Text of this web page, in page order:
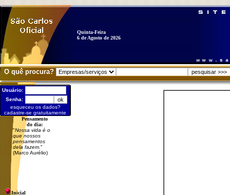
Quinta-Feira
6 de Agosto de 2026
O quê procura?
Usuário:
Senha:
esqueceu os dados?
cadastre-se gratuitamente
Pensamento
do dia:
"Nossa vida é o
que nossos
pensamentos
dela fazem. "
(Marco Aurélio)
Inicial